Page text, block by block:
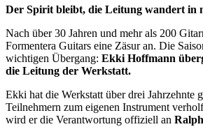
Der Spirit bleibt, die Leitung wandert in
Nach über 30 Jahren und mehr als 200
Formentera Guitars eine Zäsur an. Die
wichtigen Übergang: Ekki Hoffmann
die Leitung der Werkstatt.
Ekki hat die Werkstatt über drei Jahrzehnte
Teilnehmern zum eigenen Instrument
wird er die Verantwortung offiziell an